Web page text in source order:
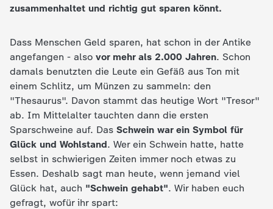
d
e
K
zusammenhaltet und richtig gut sparen könnt.
Dass Menschen Geld sparen, hat schon in der Antike
angefangen - also vor mehr als 2.000 Jahren. Schon
damals benutzten die Leute ein Gefäß aus Ton mit
einem Schlitz, um Münzen zu sammeln: den
"Thesaurus". Davon stammt das heutige Wort "Tresor"
ab. Im Mittelalter tauchten dann die ersten
Sparschweine auf. Das Schwein war ein Symbol für
Glück und Wohlstand. Wer ein Schwein hatte, hatte
selbst in schwierigen Zeiten immer noch etwas zu
Essen. Deshalb sagt man heute, wenn jemand viel
Glück hat, auch "Schwein gehabt". Wir haben euch
gefragt, wofür ihr spart: